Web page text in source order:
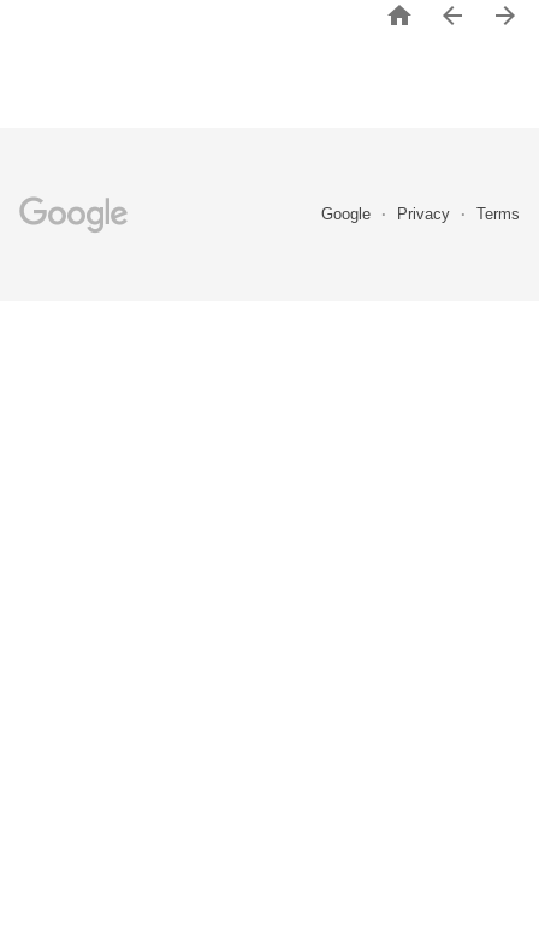
  
Google Privacy Terms